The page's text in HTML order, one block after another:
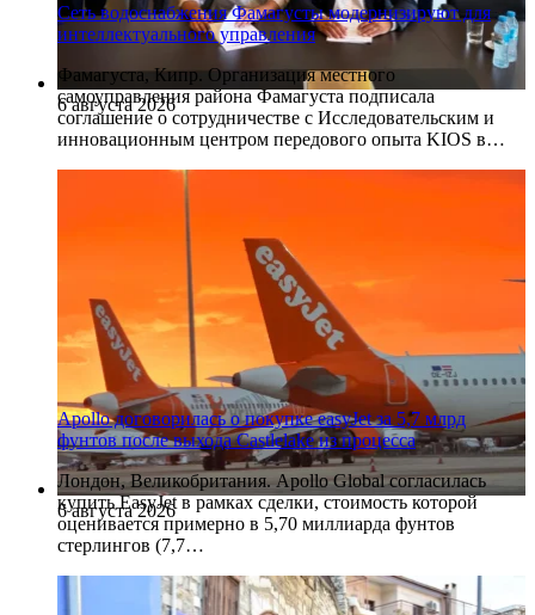
6 августа 2026
Сеть водоснабжения Фамагусты модернизируют для
интеллектуального управления
Фамагуста, Кипр. Организация местного
самоуправления района Фамагуста подписала
соглашение о сотрудничестве с Исследовательским и
инновационным центром передового опыта KIOS в…
6 августа 2026
Apollo договорилась о покупке easyJet за 5,7 млрд
фунтов после выхода Castlelake из процесса
Лондон, Великобритания. Apollo Global согласилась
купить EasyJet в рамках сделки, стоимость которой
оценивается примерно в 5,70 миллиарда фунтов
стерлингов (7,7…